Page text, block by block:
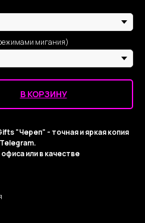
мигания)
В КОРЗИНУ
"Череп" - точная и яркая копия
или в качестве